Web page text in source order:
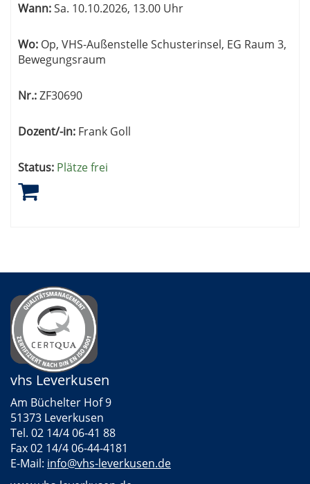
Wann:Sa. 10.10.2026, 13.00 Uhr
Wo: Op, VHS-Außenstelle Schusterinsel, EG Raum 3,
Bewegungsraum
Nr.:ZF30690
Dozent/-in: Frank Goll
Status: Plätze frei
vhs Leverkusen
Am Büchelter Hof 9
51373 Leverkusen
Tel. 02 14/4 06-41 88
Fax 02 14/4 06-44-4181
E-Mail: info@vhs-leverkusen.de